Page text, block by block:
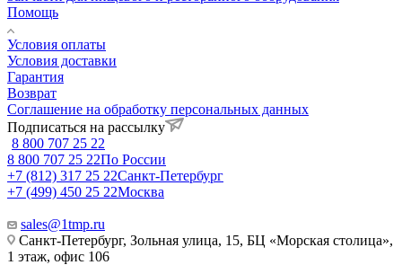
Помощь
Условия оплаты
Условия доставки
Гарантия
Возврат
Соглашение на обработку персональных данных
Подписаться на рассылку
8 800 707 25 22
8 800 707 25 22По России
+7 (812) 317 25 22Санкт-Петербург
+7 (499) 450 25 22Москва
sales@1tmp.ru
Санкт-Петербург, Зольная улица, 15, БЦ «Морская столица»,
1 этаж, офис 106